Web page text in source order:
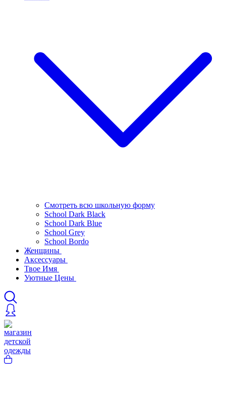
Смотреть всю школьную форму
School Dark Black
School Dark Blue
School Grey
School Bordo
Женщины
Аксессуары
Твое Имя
Уютные Цены